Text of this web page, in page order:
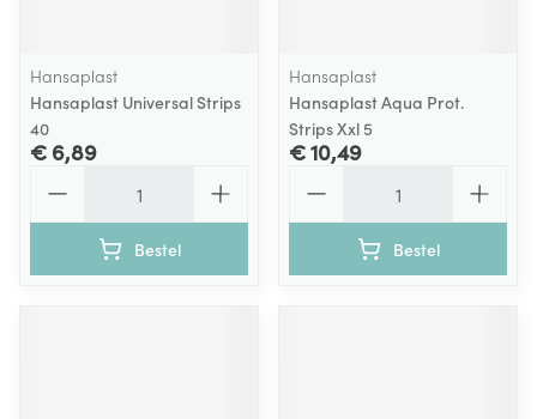
Hansaplast
Hansaplast Universal Strips
40
€ 6,89
Bestel
Hansaplast
Hansaplast Aqua Prot.
Strips Xxl 5
€ 10,49
Bestel